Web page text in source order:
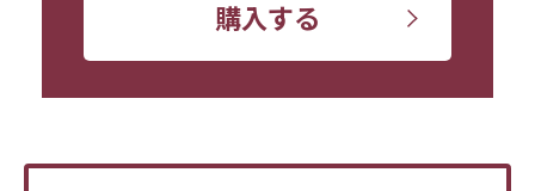
購入する